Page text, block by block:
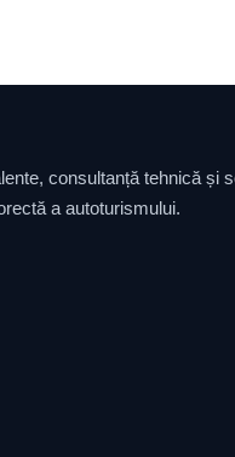
consultanță tehnică și
a autoturismului.